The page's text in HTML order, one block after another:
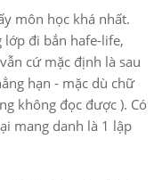
môn học khá nhất.
đi bắn hafe-life,
cứ mặc định là sau
hạn - mặc dù chữ
không đọc được ). Có
mang danh là 1 lập